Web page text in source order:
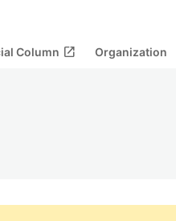
Column open_in_new Organization